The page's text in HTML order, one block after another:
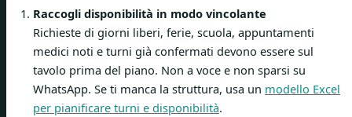
Raccogli disponibilità in modo vincolante
Richieste di giorni liberi, ferie, scuola, appuntamenti
medici noti e turni già confermati devono essere sul
tavolo prima del piano. Non a voce e non sparsi su
WhatsApp. Se ti manca la struttura, usa un modello Excel
per pianificare turni e disponibilità.